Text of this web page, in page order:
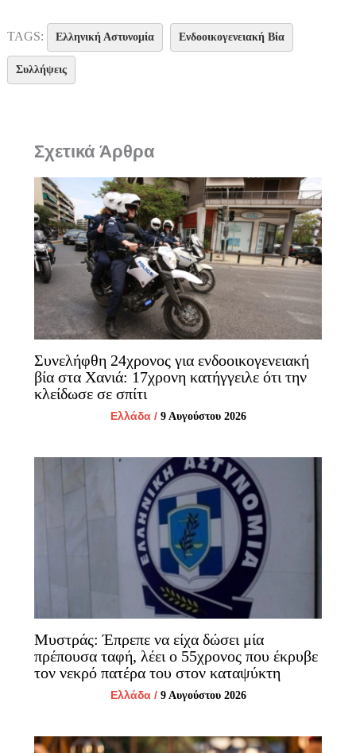
TAGS: Ελληνική Αστυνομία Ενδοοικογενειακή Βία
Συλλήψεις
Σχετικά Άρθρα
Συνελήφθη 24χρονος για ενδοοικογενειακή
βία στα Χανιά: 17χρονη κατήγγειλε ότι την
κλείδωσε σε σπίτι
Ελλάδα/ 9 Αυγούστου 2026
Μυστράς: Έπρεπε να είχα δώσει μία
πρέπουσα ταφή, λέει ο 55χρονος που έκρυβε
τον νεκρό πατέρα του στον καταψύκτη
Ελλάδα/ 9 Αυγούστου 2026